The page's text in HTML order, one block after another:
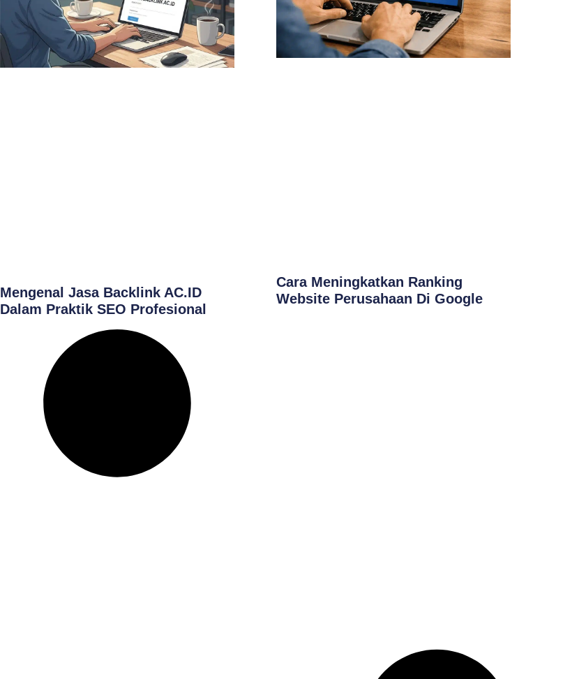
Mengenal Jasa Backlink AC.ID
Dalam Praktik SEO Profesional
Cara Meningkatkan Ranking
Website Perusahaan Di Google